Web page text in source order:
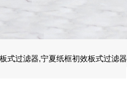
式过滤器,宁夏纸框初效板式过滤器